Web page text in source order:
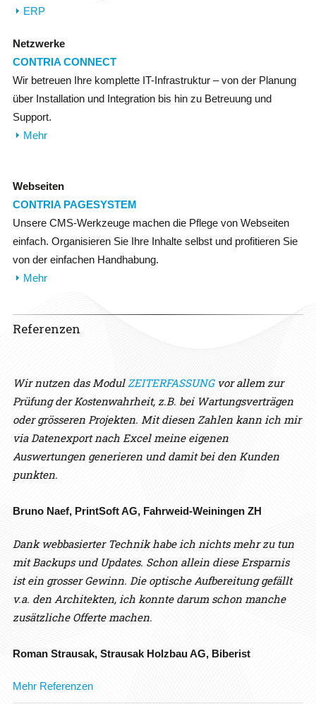
ERP
Netzwerke
CONTRIA CONNECT
Wir betreuen Ihre komplette IT-Infrastruktur – von der Planung
über Installation und Integration bis hin zu Betreuung und
Support.
Mehr
Webseiten
CONTRIA PAGESYSTEM
Unsere CMS-Werkzeuge machen die Pflege von Webseiten
einfach. Organisieren Sie Ihre Inhalte selbst und profitieren Sie
von der einfachen Handhabung.
Mehr
Referenzen
Wir nutzen das ModulZEITERFASSUNGvor allem zur
Prüfung der Kostenwahrheit, z.B. bei Wartungsverträgen
oder grösseren Projekten. Mit diesen Zahlen kann ich mir
via Datenexport nach Excel meine eigenen
Auswertungen generieren und damit bei den Kunden
punkten.
Bruno Naef, PrintSoft AG, Fahrweid-Weiningen ZH
Dank webbasierter Technik habe ich nichts mehr zu tun
mit Backups und Updates. Schon allein diese Ersparnis
ist ein grosser Gewinn. Die optische Aufbereitung gefällt
v.a. den Architekten, ich konnte darum schon manche
zusätzliche Offerte machen.
Roman Strausak, Strausak Holzbau AG, Biberist
Mehr Referenzen